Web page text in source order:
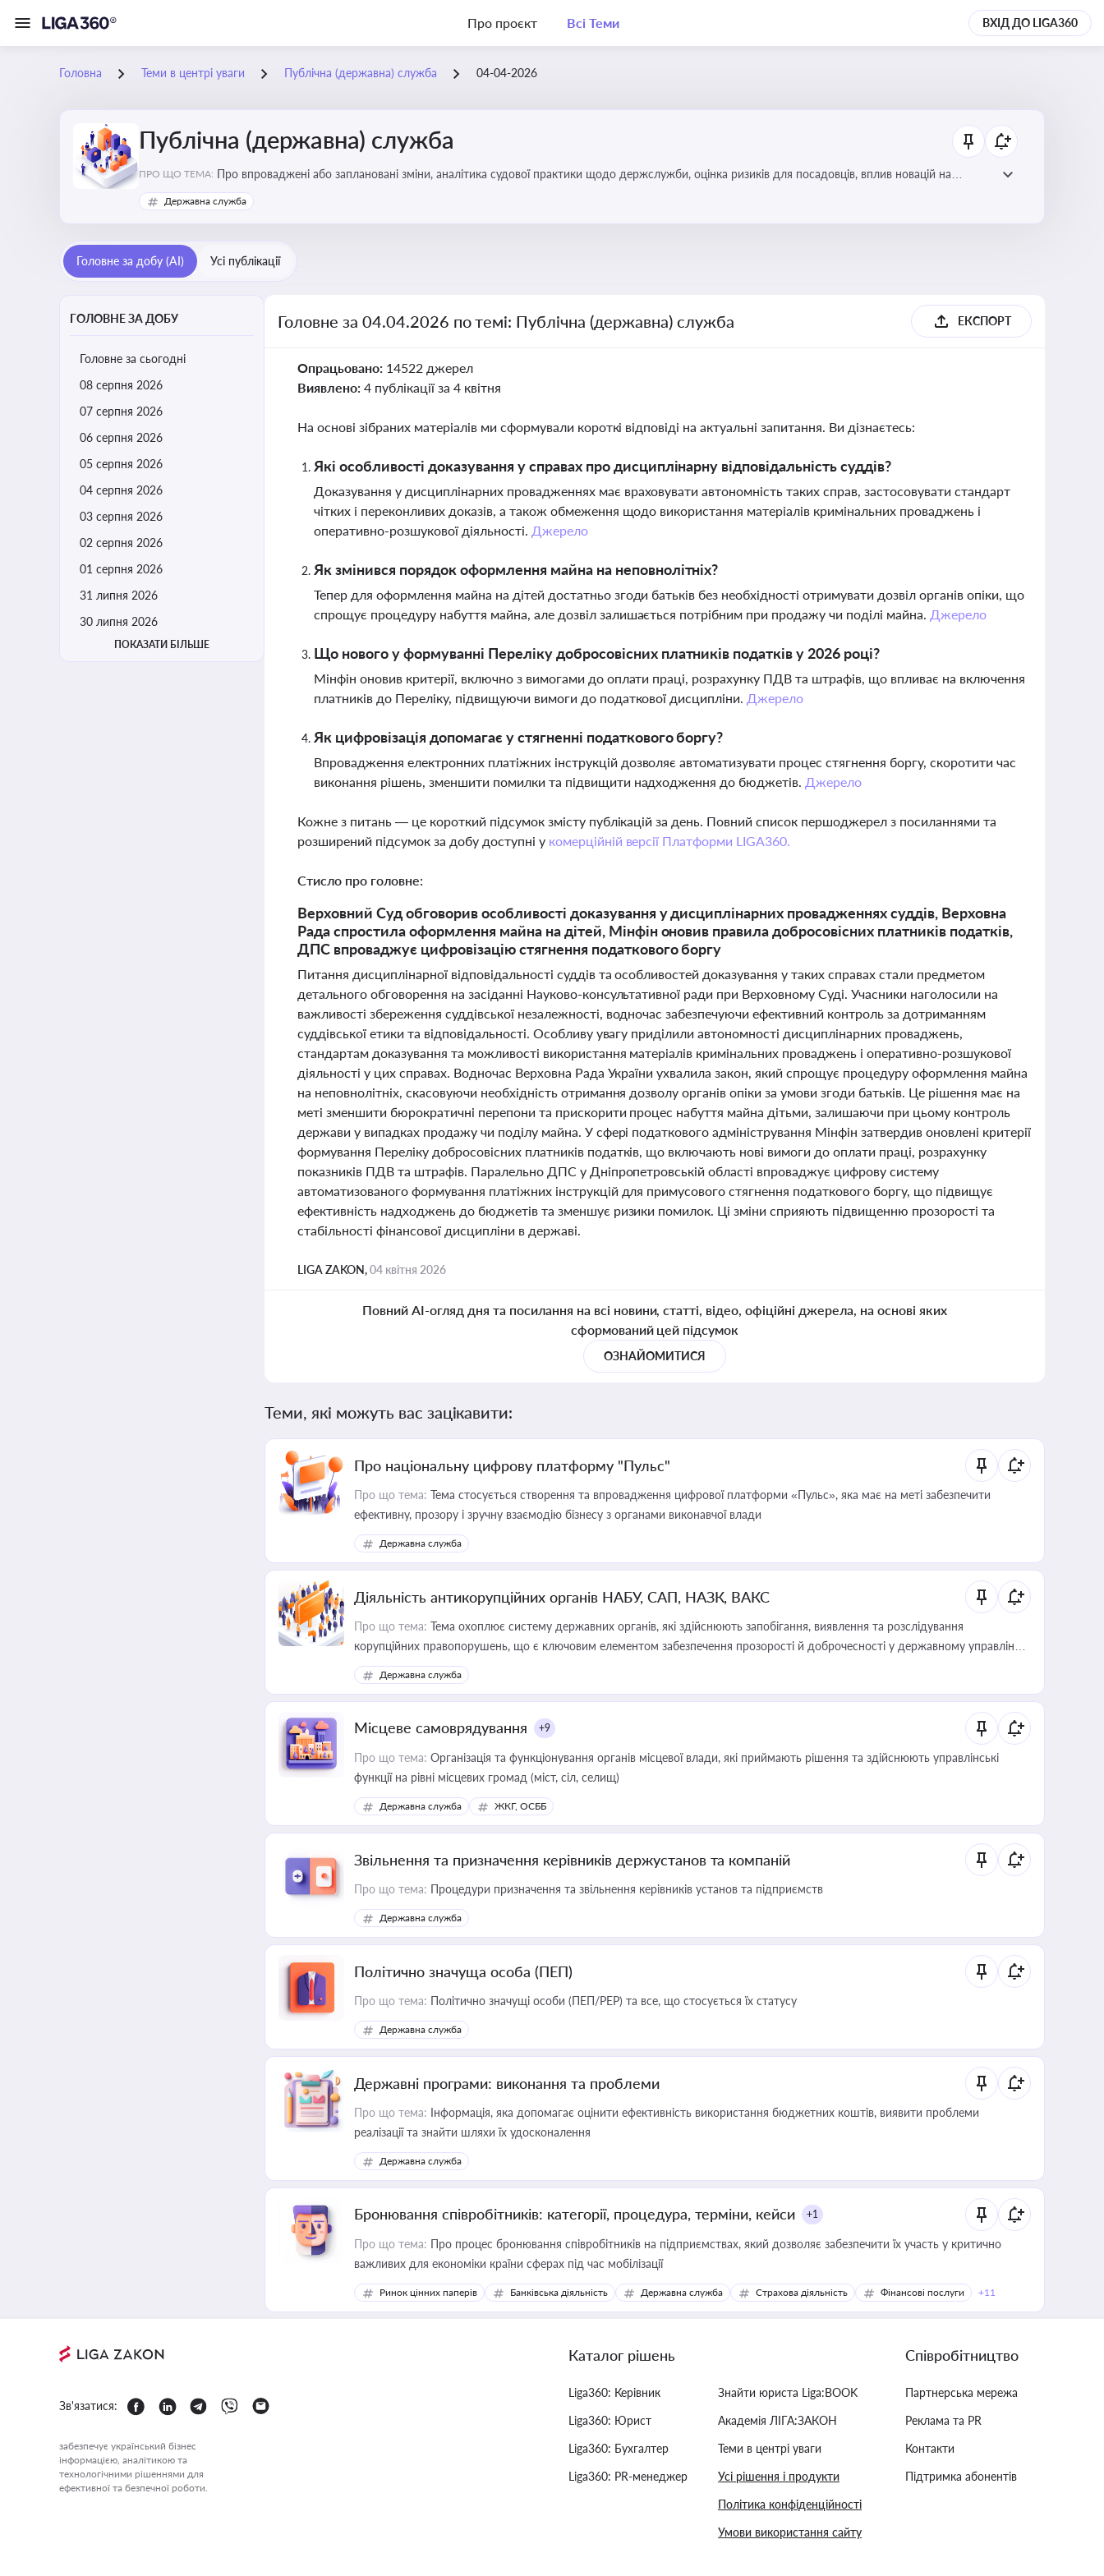
Про проєкт Всі Теми ВХІД ДО LIGA360
Головна Теми в центрі уваги Публічна (державна) служба 04-04-2026
Публічна (державна) служба
ПРО ЩО ТЕМА: Про впроваджені або заплановані зміни, аналітика судової практики щодо держслужби, оцінка ризиків для посадовців, вплив новацій на
організаційну структуру, трудові відносини в органах влади, дотримання етичних стандартів
Державна служба
Головне за добу (AI) Усі публікації
ГОЛОВНЕ ЗА ДОБУ
Головне за сьогодні
08 серпня 2026
07 серпня 2026
06 серпня 2026
05 серпня 2026
04 серпня 2026
03 серпня 2026
02 серпня 2026
01 серпня 2026
31 липня 2026
30 липня 2026
ПОКАЗАТИ БІЛЬШЕ
Головне за 04.04.2026 по темі: Публічна (державна) служба ЕКСПОРТ
Опрацьовано: 14522 джерел
Виявлено: 4 публікації за 4 квітня
На основі зібраних матеріалів ми сформували короткі відповіді на актуальні запитання. Ви дізнаєтесь:
Які особливості доказування у справах про дисциплінарну відповідальність суддів?
Доказування у дисциплінарних провадженнях має враховувати автономність таких справ, застосовувати стандарт
чітких і переконливих доказів, а також обмеження щодо використання матеріалів кримінальних проваджень і
оперативно-розшукової діяльності. Джерело
Як змінився порядок оформлення майна на неповнолітніх?
Тепер для оформлення майна на дітей достатньо згоди батьків без необхідності отримувати дозвіл органів опіки, що
спрощує процедуру набуття майна, але дозвіл залишається потрібним при продажу чи поділі майна. Джерело
Що нового у формуванні Переліку добросовісних платників податків у 2026 році?
Мінфін оновив критерії, включно з вимогами до оплати праці, розрахунку ПДВ та штрафів, що впливає на включення
платників до Переліку, підвищуючи вимоги до податкової дисципліни. Джерело
Як цифровізація допомагає у стягненні податкового боргу?
Впровадження електронних платіжних інструкцій дозволяє автоматизувати процес стягнення боргу, скоротити час
виконання рішень, зменшити помилки та підвищити надходження до бюджетів. Джерело
Кожне з питань — це короткий підсумок змісту публікацій за день. Повний список першоджерел з посиланнями та
розширений підсумок за добу доступні у комерційній версії Платформи LIGA360.
Стисло про головне:
Верховний Суд обговорив особливості доказування у дисциплінарних провадженнях суддів, Верховна
Рада спростила оформлення майна на дітей, Мінфін оновив правила добросовісних платників податків,
ДПС впроваджує цифровізацію стягнення податкового боргу
Питання дисциплінарної відповідальності суддів та особливостей доказування у таких справах стали предметом
детального обговорення на засіданні Науково-консультативної ради при Верховному Суді. Учасники наголосили на
важливості збереження суддівської незалежності, водночас забезпечуючи ефективний контроль за дотриманням
суддівської етики та відповідальності. Особливу увагу приділили автономності дисциплінарних проваджень,
стандартам доказування та можливості використання матеріалів кримінальних проваджень і оперативно-розшукової
діяльності у цих справах. Водночас Верховна Рада України ухвалила закон, який спрощує процедуру оформлення майна
на неповнолітніх, скасовуючи необхідність отримання дозволу органів опіки за умови згоди батьків. Це рішення має на
меті зменшити бюрократичні перепони та прискорити процес набуття майна дітьми, залишаючи при цьому контроль
держави у випадках продажу чи поділу майна. У сфері податкового адміністрування Мінфін затвердив оновлені критерії
формування Переліку добросовісних платників податків, що включають нові вимоги до оплати праці, розрахунку
показників ПДВ та штрафів. Паралельно ДПС у Дніпропетровській області впроваджує цифрову систему
автоматизованого формування платіжних інструкцій для примусового стягнення податкового боргу, що підвищує
ефективність надходжень до бюджетів та зменшує ризики помилок. Ці зміни сприяють підвищенню прозорості та
стабільності фінансової дисципліни в державі.
LIGA ZAKON,04 квітня 2026
Повний AI-огляд дня та посилання на всі новини, статті, відео, офіційні джерела, на основі яких
сформований цей підсумок
ОЗНАЙОМИТИСЯ
Теми, які можуть вас зацікавити:
Про національну цифрову платформу "Пульс"
Про що тема: Тема стосується створення та впровадження цифрової платформи «Пульс», яка має на меті забезпечити
ефективну, прозору і зручну взаємодію бізнесу з органами виконавчої влади
Державна служба
Діяльність антикорупційних органів НАБУ, САП, НАЗК, ВАКС
Про що тема: Тема охоплює систему державних органів, які здійснюють запобігання, виявлення та розслідування
корупційних правопорушень, що є ключовим елементом забезпечення прозорості й доброчесності у державному управлінні
та бізнесі
Державна служба
Місцеве самоврядування +9
Про що тема: Організація та функціонування органів місцевої влади, які приймають рішення та здійснюють управлінські
функції на рівні місцевих громад (міст, сіл, селищ)
Державна служба ЖКГ, ОСББ
Звільнення та призначення керівників держустанов та компаній
Про що тема: Процедури призначення та звільнення керівників установ та підприємств
Державна служба
Політично значуща особа (ПЕП)
Про що тема: Політично значущі особи (ПЕП/PEP) та все, що стосується їх статусу
Державна служба
Державні програми: виконання та проблеми
Про що тема: Інформація, яка допомагає оцінити ефективність використання бюджетних коштів, виявити проблеми
реалізації та знайти шляхи їх удосконалення
Державна служба
Бронювання співробітників: категорії, процедура, терміни, кейси +1
Про що тема: Про процес бронювання співробітників на підприємствах, який дозволяє забезпечити їх участь у критично
важливих для економіки країни сферах під час мобілізації
Ринок цінних паперів Банківська діяльність Державна служба Страхова діяльність Фінансові послуги +11
Зв'язатися:
забезпечує український бізнес
інформацією, аналітикою та
технологічними рішеннями для
ефективної та безпечної роботи.
Каталог рішень
Liga360: Керівник
Liga360: Юрист
Liga360: Бухгалтер
Liga360: PR-менеджер
Знайти юриста Liga:BOOK
Академія ЛІГА:ЗАКОН
Теми в центрі уваги
Усі рішення і продукти
Політика конфіденційності
Умови використання сайту
Співробітництво
Партнерська мережа
Реклама та PR
Контакти
Підтримка абонентів